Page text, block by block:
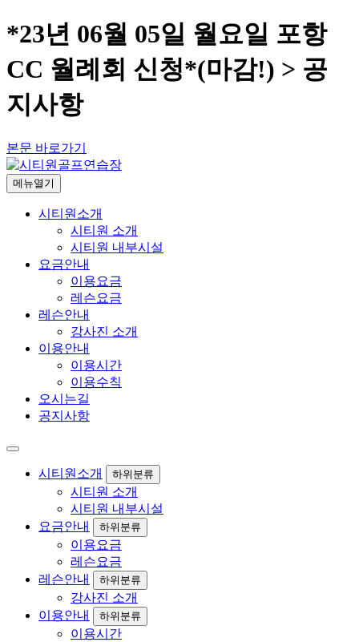
*23년 06월 05일 월요일 포항
CC 월례회 신청*(마감!) > 공
지사항
본문 바로가기
메뉴열기
시티원소개
시티원 소개
시티원 내부시설
요금안내
이용요금
레슨요금
레슨안내
강사진 소개
이용안내
이용시간
이용수칙
오시는길
공지사항
시티원소개 하위분류
시티원 소개
시티원 내부시설
요금안내
하위분류
이용요금
레슨요금
레슨안내
하위분류
강사진 소개
이용안내
하위분류
이용시간